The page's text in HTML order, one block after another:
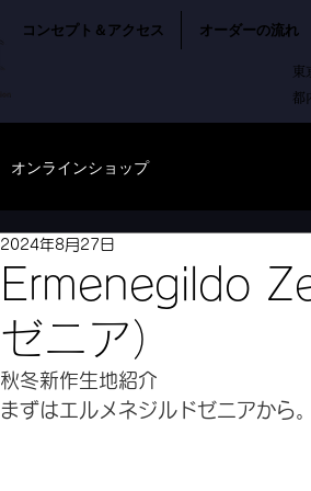
コンセプト＆アクセス オーダーの流れ
東
都
オンラインショップ
Ermenegildo
ゼニア）
2024年8月27日
秋冬新作生地紹介
まずはエルメネジルドゼニアから。